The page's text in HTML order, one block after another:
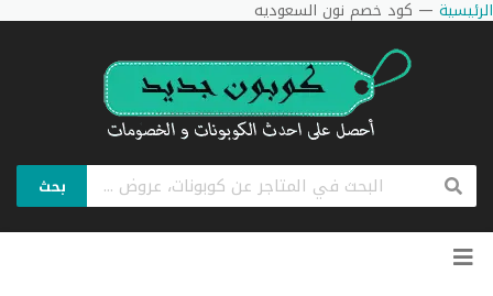
الرئيسية — كود خصم نون السعوديه
بحث
تخطي